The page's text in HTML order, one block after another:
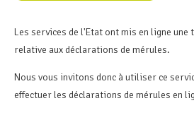
Les services de l'Etat ont mis en ligne
relative aux déclarations de mérules.
Nous vous invitons donc à utiliser ce
effectuer les déclarations de mérules en